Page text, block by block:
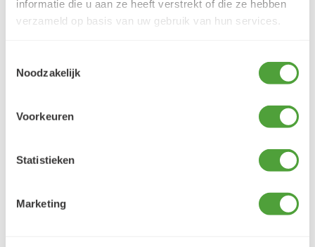
informatie die u aan ze heeft verstrekt of die ze hebben
verzameld op basis van uw gebruik van hun services.
Noodzakelijk
Voorkeuren
Statistieken
Marketing
5 augustus 2026
LEES MEER